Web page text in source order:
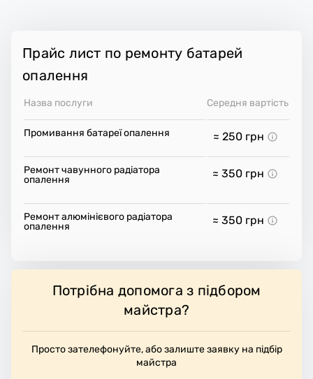
Прайс лист по ремонту батарей
опалення
Назва послуги Середня вартість
Промивання батареї опалення ≈ 250 грн
Ремонт чавунного радіатора
опалення
≈ 350 грн
Ремонт алюмінієвого радіатора
опалення
≈ 350 грн
Потрібна допомога з підбором
майстра?
Просто зателефонуйте, або залиште заявку на підбір
майстра